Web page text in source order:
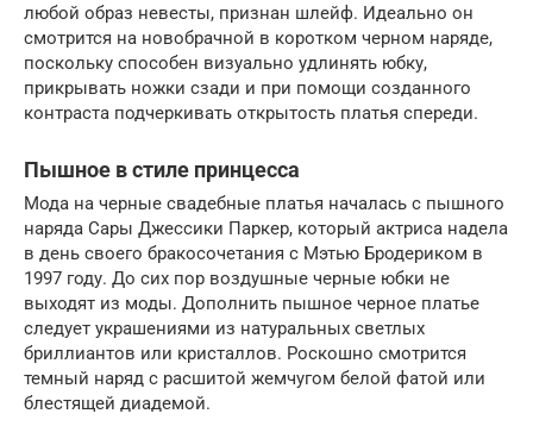
любой образ невесты, признан шлейф. Идеально он
смотрится на новобрачной в коротком черном наряде,
поскольку способен визуально удлинять юбку,
прикрывать ножки сзади и при помощи созданного
контраста подчеркивать открытость платья спереди.
Пышное в стиле принцесса
Мода на черные свадебные платья началась с пышного
наряда Сары Джессики Паркер, который актриса надела
в день своего бракосочетания с Мэтью Бродериком в
1997 году. До сих пор воздушные черные юбки не
выходят из моды. Дополнить пышное черное платье
следует украшениями из натуральных светлых
бриллиантов или кристаллов. Роскошно смотрится
темный наряд с расшитой жемчугом белой фатой или
блестящей диадемой.